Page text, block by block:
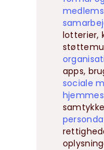
lotterier,
apps,
sociale